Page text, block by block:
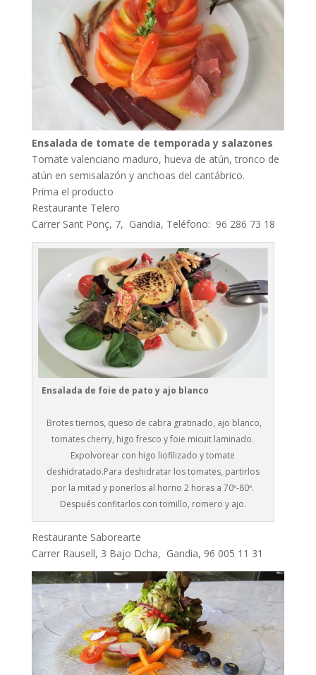
Ensalada de tomate de temporada y salazones
Tomate valenciano maduro, hueva de atún, tronco de
atún en semisalazón y anchoas del cantábrico.
Prima el producto
Restaurante Telero
Carrer Sant Ponç, 7, Gandia, Teléfono: 96 286 73 18
Ensalada de foie de pato y ajo blanco
Brotes tiernos, queso de cabra gratinado, ajo blanco,
tomates cherry, higo fresco y foie micuit laminado.
Expolvorear con higo liofilizado y tomate
deshidratado.Para deshidratar los tomates, partirlos
por la mitad y ponerlos al horno 2 horas a 70º-80º.
Después confitarlos con tomillo, romero y ajo.
Restaurante Saborearte
Carrer Rausell, 3 Bajo Dcha, Gandia, 96 005 11 31